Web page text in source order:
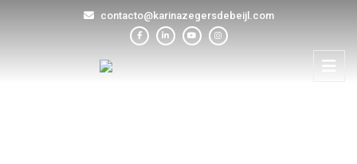
contacto@karinazegersdebeijl.com